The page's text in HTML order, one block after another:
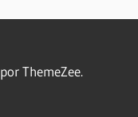
ThemeZee.